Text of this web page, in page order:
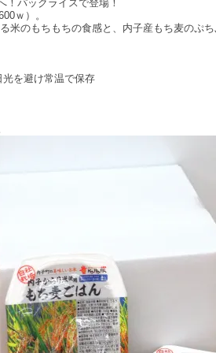
！パックライスで登場！
ｗ）。
米のもちもちの食感と、内子産もち麦のぷ
を避け常温で保存